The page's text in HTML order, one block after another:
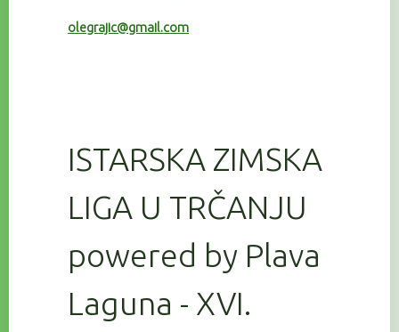
olegrajic@gmail.com
ISTARSKA ZIMSKA
LIGA U TRČANJU
powered by Plava
Laguna - XVI.